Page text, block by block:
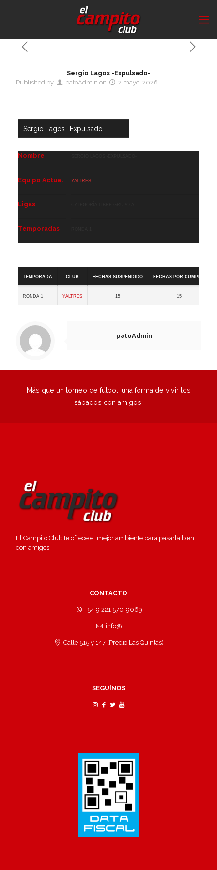
Sergio Lagos -Expulsado-
Published by
patoAdmin on 2 mayo, 2026
Nombre
Equipo Actual Yaltres
Ligas
Temporadas
Temporada
Club Fechas Suspendido Fechas por cumplir
Ronda 1 Yaltres 15 15
patoAdmin
Más que un torneo de fútbol, una forma de vivir los
sábados con amigos.
El Campito Club te ofrece el mejor ambiente para pasarla bien
con amigos.
CONTACTO
+54 9 221 570-9069
info@
Calle 515 y 147 (Predio Las Quintas)
SEGUÍNOS